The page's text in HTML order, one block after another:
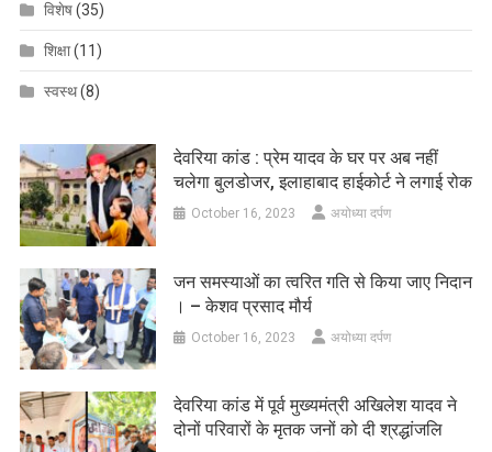
विशेष(35)
शिक्षा(11)
स्वस्थ(8)
देवरिया कांड : प्रेम यादव के घर पर अब नहीं
चलेगा बुलडोजर, इलाहाबाद हाईकोर्ट ने लगाई रोक
October 16, 2023 अयोध्या दर्पण
जन समस्याओं का त्वरित गति से किया जाए निदान
। – केशव प्रसाद मौर्य
October 16, 2023 अयोध्या दर्पण
देवरिया कांड में पूर्व मुख्यमंत्री अखिलेश यादव ने
दोनों परिवारों के मृतक जनों को दी श्रद्धांजलि